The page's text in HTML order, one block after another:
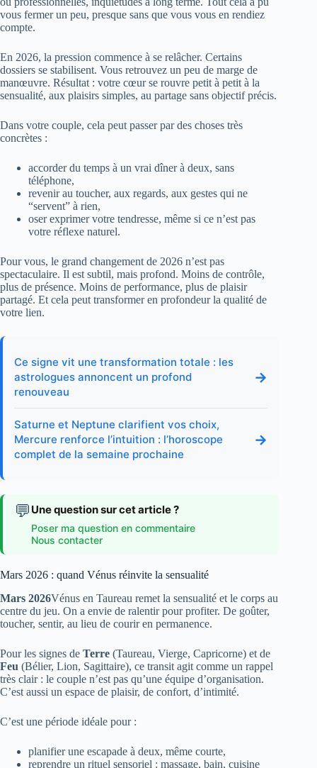
vous fermer un peu, presque sans que vous vous en rendiez
compte.
En 2026, la pression commence à se relâcher. Certains
dossiers se stabilisent. Vous retrouvez un peu de marge de
manœuvre. Résultat : votre cœur se rouvre petit à petit à la
sensualité, aux plaisirs simples, au partage sans objectif précis.
Dans votre couple, cela peut passer par des choses très
concrètes :
accorder du temps à un vrai dîner à deux, sans
téléphone,
revenir au toucher, aux regards, aux gestes qui ne
“servent” à rien,
oser exprimer votre tendresse, même si ce n’est pas
votre réflexe naturel.
Pour vous, le grand changement de 2026 n’est pas
spectaculaire. Il est subtil, mais profond. Moins de contrôle,
plus de présence. Moins de performance, plus de plaisir
partagé. Et cela peut transformer en profondeur la qualité de
votre lien.
Ce signe vit une transformation totale : les
astrologues annoncent un profond
renouveau
→
Saturne et Neptune clarifient vos choix,
Mercure renforce l’intuition : l’horoscope
complet de la semaine prochaine
→
💬 Une question sur cet article ?
Poser ma question en commentaire
Nous contacter
Mars 2026 : quand Vénus réinvite la sensualité
Mars 2026Vénus en Taureau remet la sensualité et le corps au
centre du jeu. On a envie de ralentir pour profiter. De goûter,
toucher, sentir, au lieu de courir en permanence.
Pour les signes de Terre (Taureau, Vierge, Capricorne) et de
Feu (Bélier, Lion, Sagittaire), ce transit agit comme un rappel
très clair : le couple n’est pas qu’une équipe d’organisation.
C’est aussi un espace de plaisir, de confort, d’intimité.
C’est une période idéale pour :
planifier une escapade à deux, même courte,
reprendre un rituel sensoriel : massage, bain, cuisine